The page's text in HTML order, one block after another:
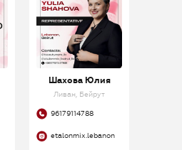
Шахова Юлия
Ливан, Бейрут
96179114788
etalonmix.lebanon